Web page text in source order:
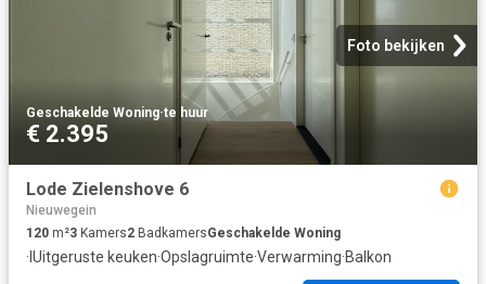
Foto bekijken
Geschakelde Woning·te huur
€ 2.395
Lode Zielenshove 6
Nieuwegein
120 m²3 Kamers2 BadkamersGeschakelde Woning
· IUitgeruste keuken·Opslagruimte·Verwarming·Balkon